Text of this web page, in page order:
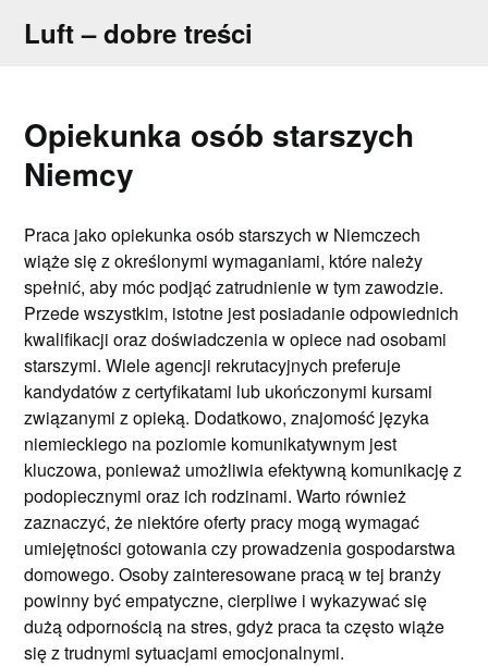
Luft – dobre treści
Opiekunka osób starszych
Niemcy
Praca jako opiekunka osób starszych w Niemczech
wiąże się z określonymi wymaganiami, które należy
spełnić, aby móc podjąć zatrudnienie w tym zawodzie.
Przede wszystkim, istotne jest posiadanie odpowiednich
kwalifikacji oraz doświadczenia w opiece nad osobami
starszymi. Wiele agencji rekrutacyjnych preferuje
kandydatów z certyfikatami lub ukończonymi kursami
związanymi z opieką. Dodatkowo, znajomość języka
niemieckiego na poziomie komunikatywnym jest
kluczowa, ponieważ umożliwia efektywną komunikację z
podopiecznymi oraz ich rodzinami. Warto również
zaznaczyć, że niektóre oferty pracy mogą wymagać
umiejętności gotowania czy prowadzenia gospodarstwa
domowego. Osoby zainteresowane pracą w tej branży
powinny być empatyczne, cierpliwe i wykazywać się
dużą odpornością na stres, gdyż praca ta często wiąże
się z trudnymi sytuacjami emocjonalnymi.